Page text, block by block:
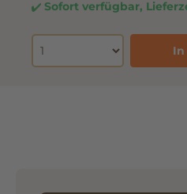
Sofort verfügbar,
In